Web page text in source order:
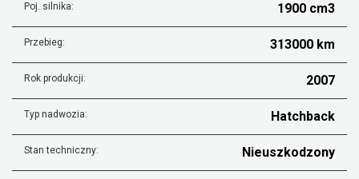
Poj. silnika: 1900 cm3
Przebieg: 313000 km
Rok produkcji: 2007
Typ nadwozia: Hatchback
Stan techniczny: Nieuszkodzony